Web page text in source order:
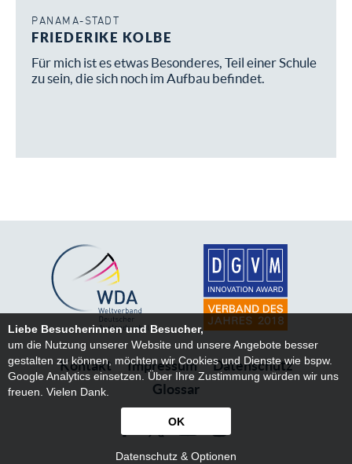
PANAMA-STADT
FRIEDERIKE KOLBE
Für mich ist es etwas Besonderes, Teil einer Schule
zu sein, die sich noch im Aufbau befindet.
Kontakt Impressum
Datenschutz
Glossar
Liebe Besucherinnen und Besucher,
um die Nutzung unserer Website und unsere Angebote besser
gestalten zu können, möchten wir Cookies und Dienste wie bspw.
Google Analytics einsetzen. Über Ihre Zustimmung würden wir uns
freuen. Vielen Dank.
OK
Datenschutz & Optionen